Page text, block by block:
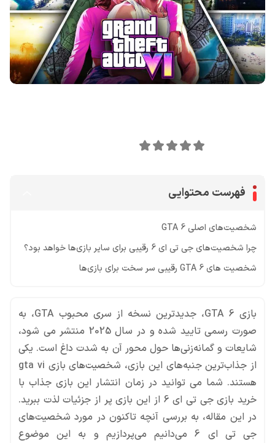
فهرست محتوایی
شخصیت‌های اصلی GTA 6
چرا شخصیت‌های جی تی ای 6 رقیبی برای سایر بازی‌ها خواهد بود؟
شخصیت های GTA 6 رقیبی سر سخت برای بازی‌ها
بازی GTA 6، جدیدترین نسخه از سری محبوب GTA، به
صورت رسمی تایید شده و در سال 2025 منتشر می شود،
شایعات و گمانه‌زنی‌ها حول محور آن به شدت داغ است. یکی
از جذاب‌ترین جنبه‌های این بازی، شخصیت‌های بازی gta vi
هستند. شما می توانید در زمان انتشار این بازی جذاب با
خرید بازی جی تی ای 6 از این بازی پر از جزئیات لذت ببرید.
در این مقاله، به بررسی آنچه تاکنون در مورد شخصیت‌های
جی تی ای 6 می‌دانیم می‌پردازیم و به این موضوع